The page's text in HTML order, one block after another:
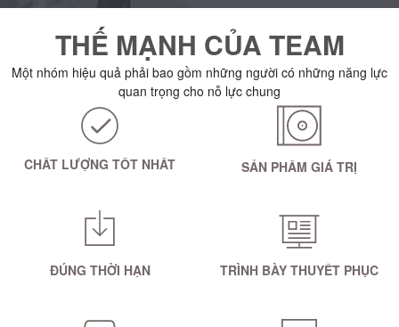
THẾ MẠNH CỦA TEAM
Một nhóm hiệu quả phải bao gồm những người có những năng lực
quan trọng cho nỗ lực chung
CHẤT LƯỢNG TỐT NHẤT SẢN PHẨM GIÁ TRỊ
ĐÚNG THỜI HẠN TRÌNH BÀY THUYẾT PHỤC